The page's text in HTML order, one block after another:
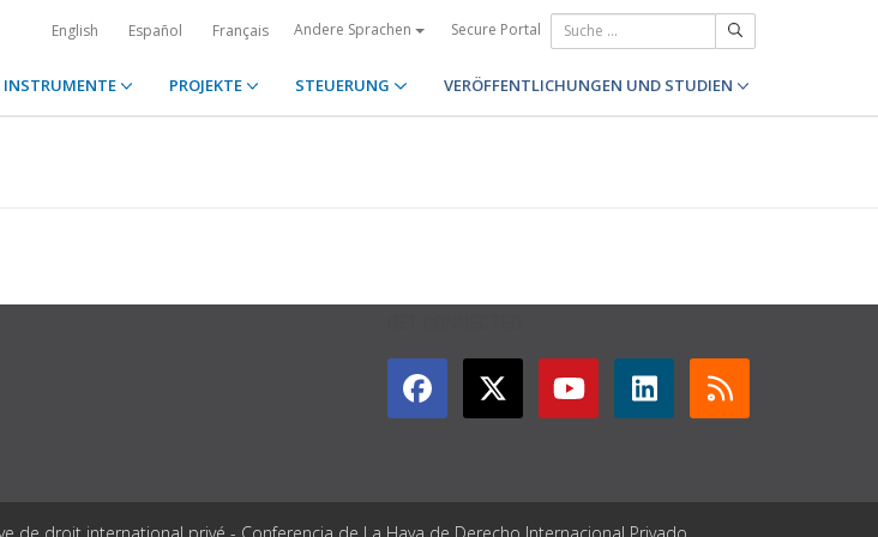
English Español Français Andere Sprachen Secure Portal
INSTRUMENTE PROJEKTE STEUERUNG VERÖFFENTLICHUNGEN UND STUDIEN